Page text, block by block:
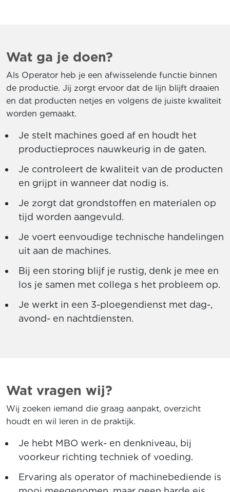
Wat ga je doen?
Als Operator heb je een afwisselende functie binnen
de productie. Jij zorgt ervoor dat de lijn blijft draaien
en dat producten netjes en volgens de juiste kwaliteit
worden gemaakt.
Je stelt machines goed af en houdt het
productieproces nauwkeurig in de gaten.
Je controleert de kwaliteit van de producten
en grijpt in wanneer dat nodig is.
Je zorgt dat grondstoffen en materialen op
tijd worden aangevuld.
Je voert eenvoudige technische handelingen
uit aan de machines.
Bij een storing blijf je rustig, denk je mee en
los je samen met collega s het probleem op.
Je werkt in een 3-ploegendienst met dag-,
avond- en nachtdiensten.
Wat vragen wij?
Wij zoeken iemand die graag aanpakt, overzicht
houdt en wil leren in de praktijk.
Je hebt MBO werk- en denkniveau, bij
voorkeur richting techniek of voeding.
Ervaring als operator of machinebediende is